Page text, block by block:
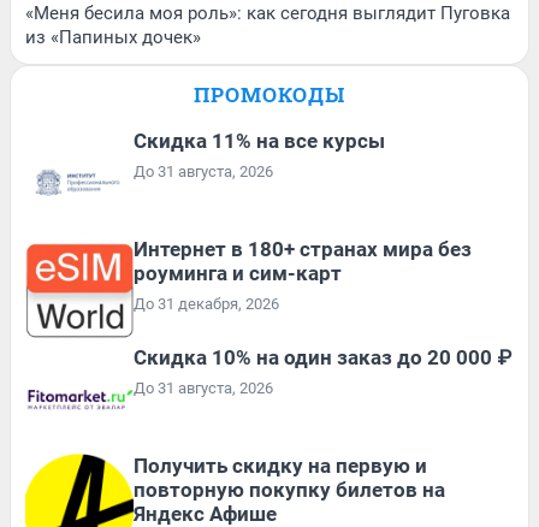
«Меня бесила моя роль»: как сегодня выглядит Пуговка
из «Папиных дочек»
ПРОМОКОДЫ
Скидка 11% на все курсы
До 31 августа, 2026
Интернет в 180+ странах мира без
роуминга и сим-карт
До 31 декабря, 2026
Скидка 10% на один заказ до 20 000 ₽
До 31 августа, 2026
Получить скидку на первую и
повторную покупку билетов на
Яндекс Афише